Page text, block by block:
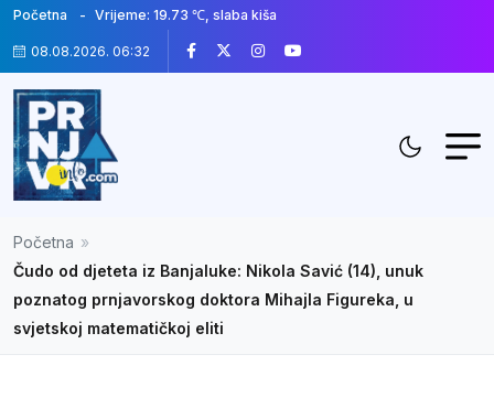
Početna Vrijeme: 19.73 ℃, slaba kiša
08.08.2026. 06:32
Početna »
Čudo od djeteta iz Banjaluke: Nikola Savić (14), unuk
poznatog prnjavorskog doktora Mihajla Figureka, u
svjetskoj matematičkoj eliti